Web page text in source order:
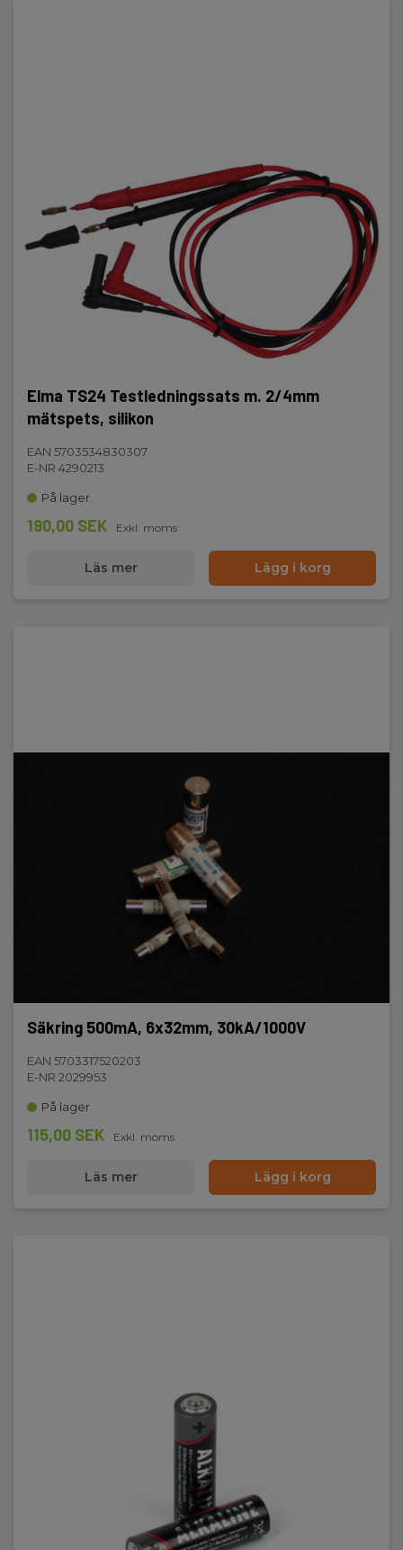
Elma TS24 Testledningssats m. 2/4mm
mätspets, silikon
EAN 5703534830307
E-NR 4290213
På lager
190,00 SEK Exkl. moms
Läs mer Lägg i korg
Säkring 500mA, 6x32mm, 30kA/1000V
EAN 5703317520203
E-NR 2029953
På lager
115,00 SEK Exkl. moms
Läs mer Lägg i korg